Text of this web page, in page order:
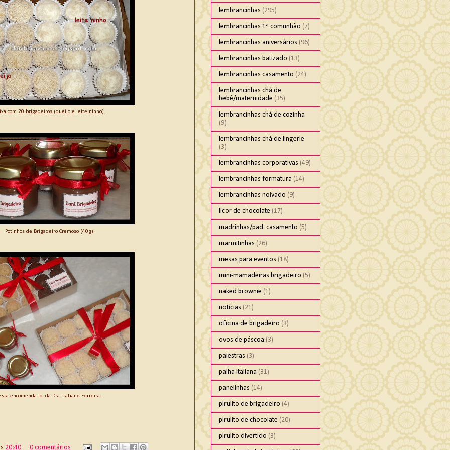
com 20 brigadeiros (queijo e leite ninho).
Potinhos de Brigadeiro Cremoso (40g).
encomenda foi da Dra. Tatiane Ferreira.
20:40 0 comentários
lembrancinhas (295)
lembrancinhas 1ª comunhão (7)
lembrancinhas aniversários (96)
lembrancinhas batizado (13)
lembrancinhas casamento (24)
lembrancinhas chá de
bebê/maternidade (35)
lembrancinhas chá de cozinha
(9)
lembrancinhas chá de lingerie
(3)
lembrancinhas corporativas (49)
lembrancinhas formatura (14)
lembrancinhas noivado (9)
licor de chocolate (17)
madrinhas/pad. casamento (5)
marmitinhas (26)
mesas para eventos (18)
mini-mamadeiras brigadeiro (5)
naked brownie (1)
notícias (21)
oficina de brigadeiro (3)
ovos de páscoa (3)
palestras (3)
palha italiana (31)
panelinhas (14)
pirulito de brigadeiro (4)
pirulito de chocolate (20)
pirulito divertido (3)